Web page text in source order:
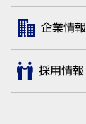
企業情報
採用情報